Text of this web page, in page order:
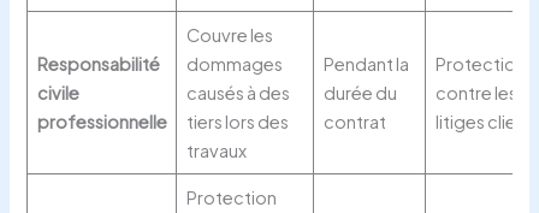
Responsabilité
civile
professionnelle
Couvre les
dommages
causés à des
tiers lors des
travaux
Pendant la
durée du
contrat
Protection
contre les
litiges
Protection